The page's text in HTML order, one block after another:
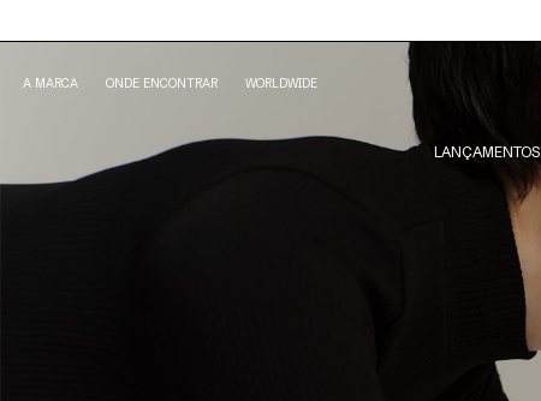
A MARCA ONDE ENCONTRAR WORLDWIDE
LANÇAMENTOS